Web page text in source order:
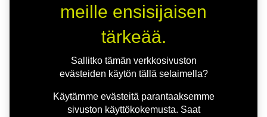
meille ensisijaisen
tärkeää.
Sallitko tämän verkkosivuston
evästeiden käytön tällä selaimella?
Käytämme evästeitä parantaaksemme
sivuston käyttökokemusta. Saat